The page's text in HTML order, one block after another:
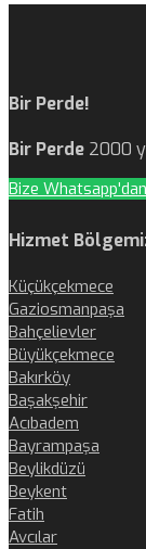
Bir Perde!
Bir Perde 2000
Bize Whatsapp'dan
Hizmet
Küçükçekmece
Gaziosmanpaşa
Bahçelievler
Büyükçekmece
Bakırköy
Başakşehir
Acıbadem
Bayrampaşa
Beylikdüzü
Beykent
Fatih
Avcılar